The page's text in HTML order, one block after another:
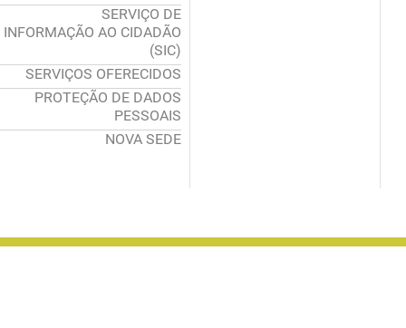
SERVIÇO DE
INFORMAÇÃO AO CIDADÃO
(SIC)
SERVIÇOS OFERECIDOS
PROTEÇÃO DE DADOS
PESSOAIS
NOVA SEDE